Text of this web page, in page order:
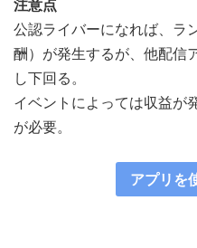
注意点
公認ライバーになれば、ラ
酬）が発生するが、他配信
し下回る。
イベントによっては収益が
が必要。
アプリを